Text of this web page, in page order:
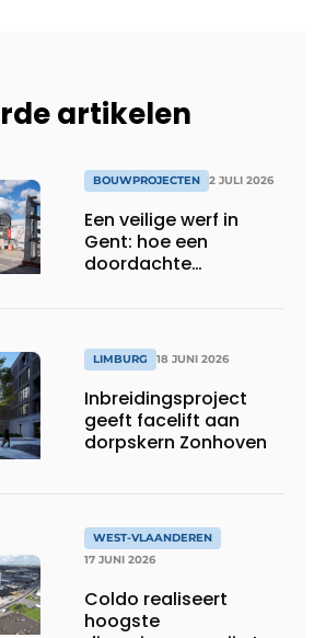
artikelen
BOUWPROJECTEN 2 JULI 2026
Een veilige werf in
Gent: hoe een
doordachte
LIMBURG 18 JUNI 2026
Inbreidingsproject
geeft facelift aan
dorpskern Zonhoven
WEST-VLAANDEREN
17 JUNI 2026
Coldo realiseert
hoogste